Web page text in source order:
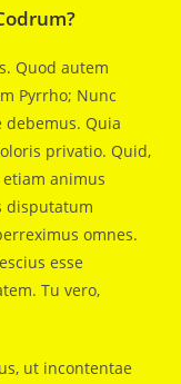
Quod autem
Pyrrho; Nunc
Quia
privatio. Quid,
animus
disputatum
omnes.
esse
Tu vero,
ut incontentae